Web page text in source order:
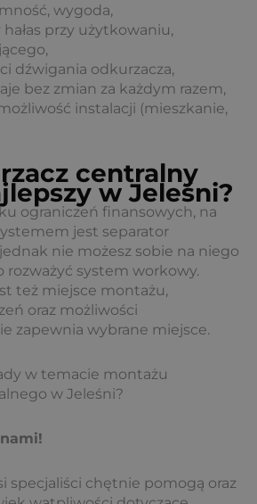
wygoda,
hałas przy użytkowaniu,
dźwigania odkurzacza,
bez zmian za każdym razem,
instalacji (mieszkanie,
centralny
w Jeleśni?
ograniczeń finansowych, na
jest separator
nie możesz sobie na niego
rozważyć system workowy.
też miejsce montażu,
oraz możliwości
zapewnia wybrane miejsce.
w temacie montażu
w Jeleśni?
specjaliści chętnie pomogą oraz